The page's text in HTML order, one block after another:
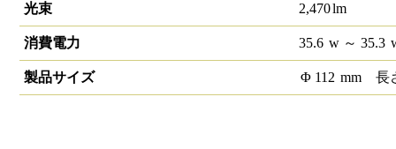
光束 2,470lm
消費電力 35.6 w～ 35.3
製品サイズ Φ 112 mm 長